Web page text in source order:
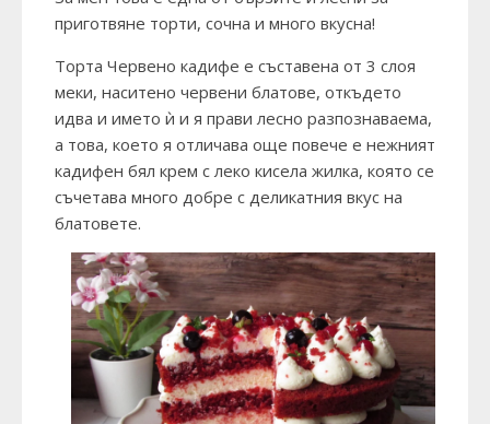
приготвяне торти, сочна и много вкусна!
Торта Червено кадифе е съставена от 3 слоя
меки, наситено червени блатове, откъдето
идва и името ѝ и я прави лесно разпознаваема,
а това, което я отличава още повече е нежният
кадифен бял крем с леко кисела жилка, която се
съчетава много добре с деликатния вкус на
блатовете.